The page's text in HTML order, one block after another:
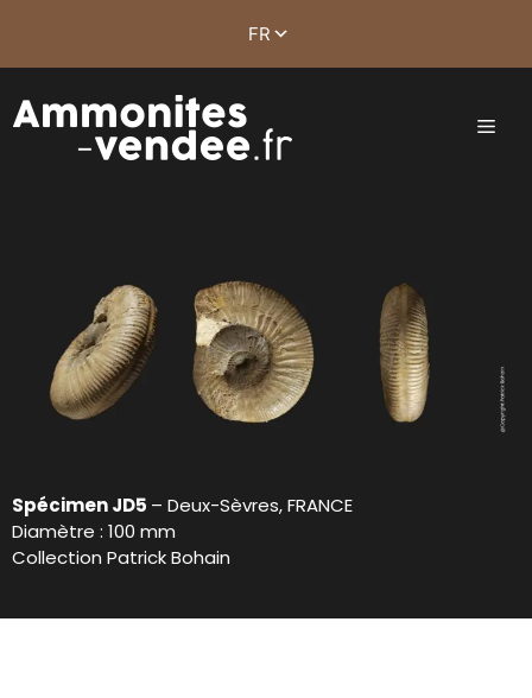
Spécimen JD5 – Deux-Sèvres, FRANCE
Diamètre : 100 mm
Collection Patrick Bohain